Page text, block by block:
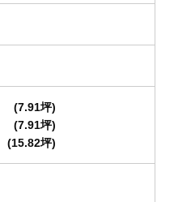
(7.91坪)
(7.91坪)
(15.82坪)